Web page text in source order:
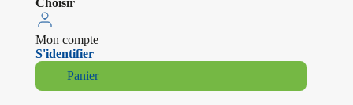
Choisir
Mon compte
S'identifier
Panier